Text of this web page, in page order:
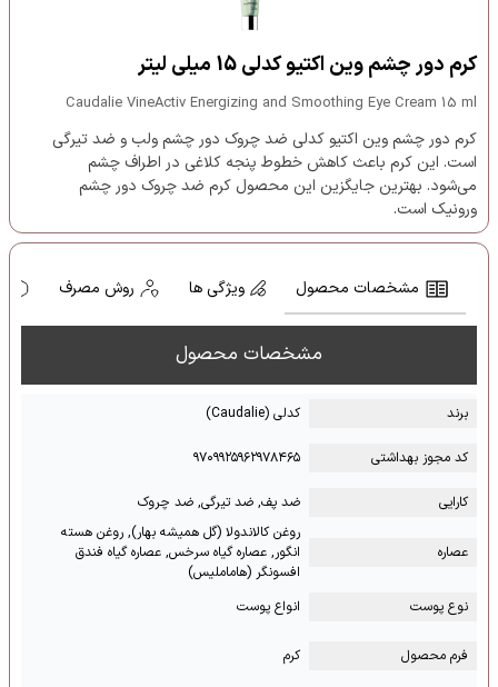
کرم دور چشم وین اکتیو کدلی 15 میلی لیتر
Caudalie VineActiv Energizing and Smoothing Eye Cream 15 ml
کرم دور چشم وین اکتیو کدلی ضد چروک دور چشم ولب و ضد تیرگی
است. این کرم باعث کاهش خطوط پنجه کلاغی در اطراف چشم
می‌شود. بهترین جایگزین این محصول کرم ضد چروک دور چشم
ورونیک است.
مشخصات محصول ویژگی ها روش مصرف
مشخصات محصول
برند کدلی (Caudalie)
کد مجوز بهداشتی ۹۷۰۹۹۲۵۹۶۲۹۷۸۴۶۵
کارایی ضد پف, ضد تیرگی, ضد چروک
عصاره
روغن کالاندولا (گل همیشه بهار), روغن هسته
انگور, عصاره گیاه سرخس, عصاره گیاه فندق
افسونگر (هاماملیس)
نوع پوست
انواع پوست
فرم محصول کرم